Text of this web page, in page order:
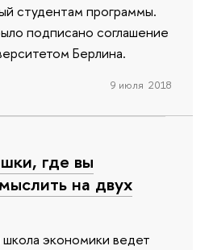
студентам программы.
подписано соглашение
Берлина.
9 июля 2018
где вы
на двух
экономики ведет